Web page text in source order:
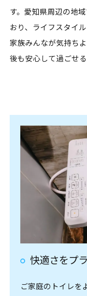
す。愛知県周辺の地
おり、ライフスタイ
家族みんなが気持ち
後も安心して過ごせ
快適さをプ
ご家庭のトイレを